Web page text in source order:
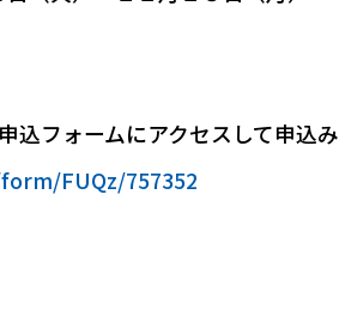
込フォームにアクセスして申込み
FUQz/757352